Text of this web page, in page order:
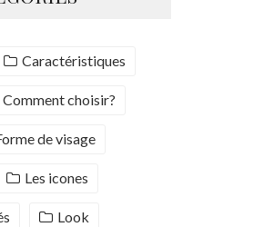
Caractéristiques
Comment choisir?
de visage
Les icones
Look